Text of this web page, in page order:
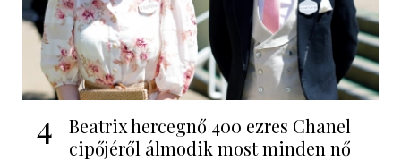
4
Beatrix hercegnő 400 ezres Chanel
cipőjéről álmodik most minden nő